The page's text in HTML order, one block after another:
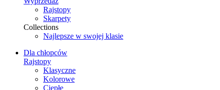
Rajstopy
Skarpety
Collections
Najlepsze w swojej klasie
Dla chłopców
Rajstopy
Klasyczne
Kolorowe
Ciepłe